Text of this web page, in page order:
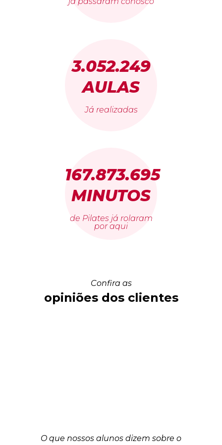
3.052.249
AULAS
Já realizadas
167.873.695
MINUTOS
de Pilates já rolaram
por aqui
Confira as
opiniões dos clientes
O que nossos alunos dizem sobre o